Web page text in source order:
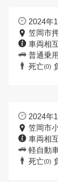
2024年
笠岡市
車両相
普通乗
死亡(0)
2024年
笠岡市
車両相
軽自動
死亡(0)